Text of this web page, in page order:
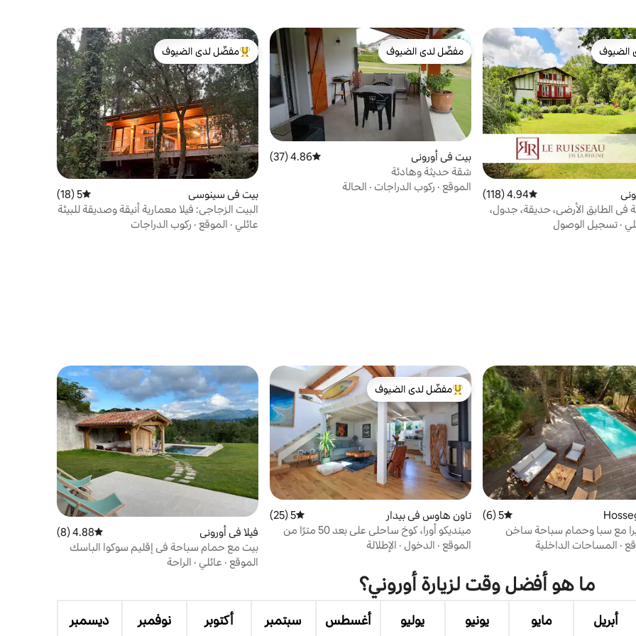
الضيوف
متوسط التقييم 4.94 من 5، 118 مراجعات
4.94 (118)
في الطابق الأرضي، حديقة، جدول،
· تسجيل الوصول
مفضّل لدى الضيوف
مفضّل لدى الضيوف
بيت في أوروني متوسط التقييم 4.86 من 5، 37 مراجعات
4.86 (37)
شقة حديثة وهادئة
الموقع · ركوب الدراجات · الحالة
من أبرز البيوت المفضّلة لدى الضيوف
مفضّل لدى الضيوف
بيت في سينوسي متوسط التقييم 5 من 5، 18 مراجعات
5 (18)
البيت الزجاجي: فيلا معمارية أنيقة وصديقة للبيئة
عائلي · الموقع · ركوب الدراجات
متوسط التقييم 5 من 5، 6 مراجعات
5 (6)
مع سبا وحمام سباحة ساخن
· المساحات الداخلية
من أبرز البيوت المفضّلة لدى الضيوف
مفضّل لدى الضيوف
تاون هاوس في بيدار متوسط التقييم 5 من 5، 25 مراجعات
5 (25)
مينديكو أورا، كوخ ساحلي على بعد 50 مترًا من
الشاطئ
الموقع · الدخول · الإطلالة
فيلا في أوروني متوسط التقييم 4.88 من 5، 8 مراجعات
4.88 (8)
بيت مع حمام سباحة في إقليم سوكوا الباسك
الموقع · عائلي · الراحة
ما هو أفضل وقت لزيارة أوروني؟
أبريل مايو يونيو يوليو أغسطس سبتمبر أكتوبر نوفمبر ديسمبر